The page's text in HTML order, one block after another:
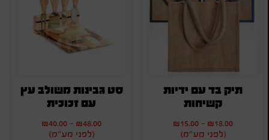
תיק בד עם ידיות
קשיחות
₪18.00
-
₪15.00
(לפני מע"מ)
סט גבינות משולב עץ
עם זכוכית
₪48.00
-
₪40.00
(לפני מע"מ)